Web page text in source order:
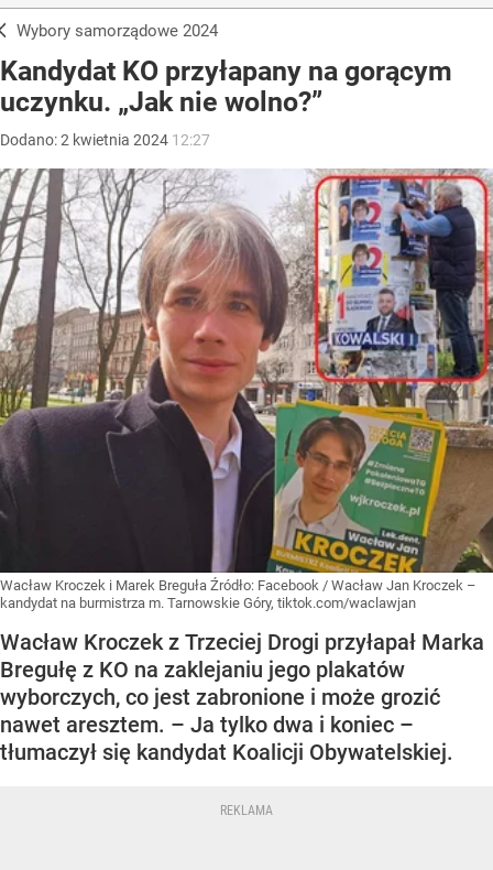
Wybory samorządowe 2024
Kandydat KO przyłapany na gorącym
uczynku. „Jak nie wolno?”
Dodano:2 kwietnia 2024 12:27
Wacław Kroczek i Marek Breguła Źródło: Facebook / Wacław Jan Kroczek –
kandydat na burmistrza m. Tarnowskie Góry, tiktok.com/waclawjan
Wacław Kroczek z Trzeciej Drogi przyłapał Marka
Bregułę z KO na zaklejaniu jego plakatów
wyborczych, co jest zabronione i może grozić
nawet aresztem. – Ja tylko dwa i koniec –
tłumaczył się kandydat Koalicji Obywatelskiej.